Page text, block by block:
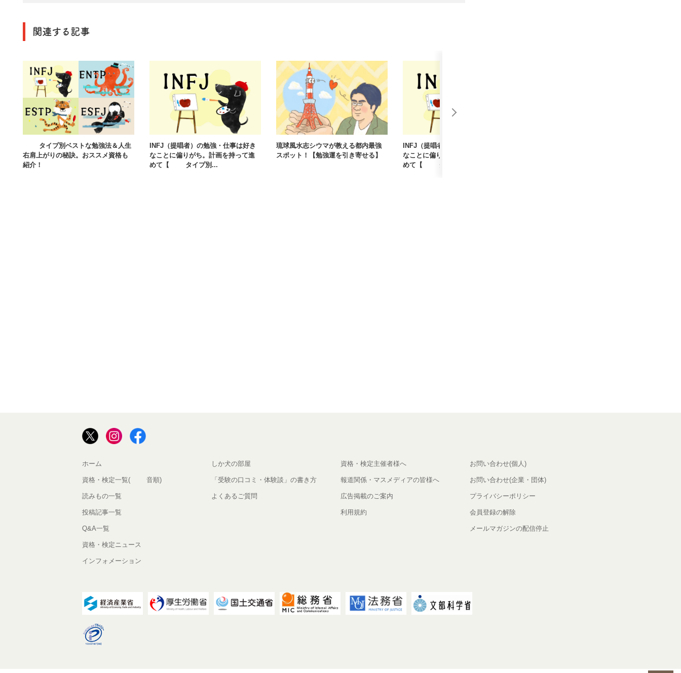
関連する記事
16タイプ別ベストな勉強法＆人生
右肩上がりの秘訣。おススメ資格も
紹介！
INFJ（提唱者）の勉強・仕事は好き
なことに偏りがち。計画を持って進
めて【16タイプ別...
琉球風水志シウマが教える都内最強
スポット！【勉強運を引き寄せる】
INFJ（提唱者）の勉強・仕事は好き
なことに偏りがち。計画を持って進
めて【16タイプ別...
ホーム
資格・検定一覧(50音順)
読みもの一覧
投稿記事一覧
Q&A一覧
資格・検定ニュース
インフォメーション
しか犬の部屋
「受験の口コミ・体験談」の書き方
よくあるご質問
資格・検定主催者様へ
報道関係・マスメディアの皆様へ
広告掲載のご案内
利用規約
お問い合わせ(個人)
お問い合わせ(企業・団体)
プライバシーポリシー
会員登録の解除
メールマガジンの配信停止